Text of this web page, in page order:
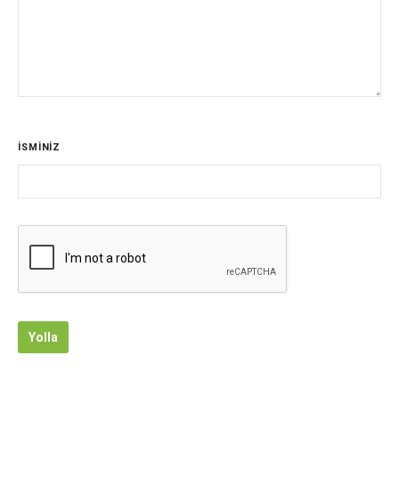
İSMİNİZ
Yolla